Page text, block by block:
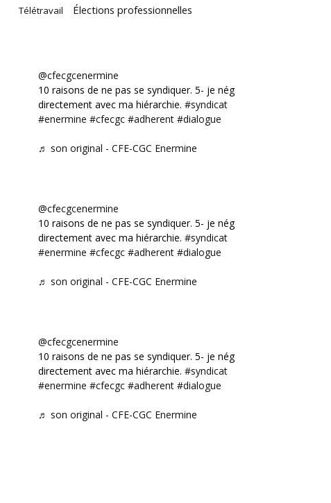
Télétravail Élections professionnelles
@cfecgcenermine
10 raisons de ne pas se syndiquer. 5- je négocie
directement avec ma hiérarchie. #syndicat
#enermine #cfecgc #adherent #dialogue
♬ son original - CFE-CGC Enermine
@cfecgcenermine
10 raisons de ne pas se syndiquer. 5- je négocie
directement avec ma hiérarchie. #syndicat
#enermine #cfecgc #adherent #dialogue
♬ son original - CFE-CGC Enermine
@cfecgcenermine
10 raisons de ne pas se syndiquer. 5- je négocie
directement avec ma hiérarchie. #syndicat
#enermine #cfecgc #adherent #dialogue
♬ son original - CFE-CGC Enermine